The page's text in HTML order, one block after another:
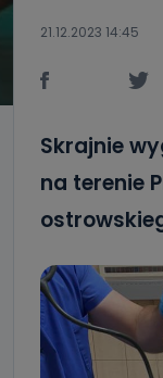
21.12.2023 14:45
Skrajnie
na terenie